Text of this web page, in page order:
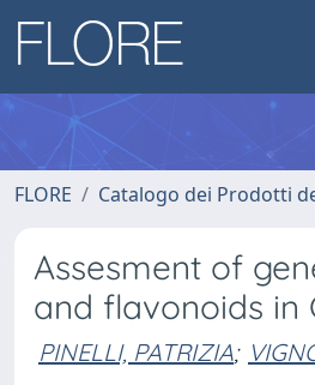
FLORE Catalogo dei Prodotti
Assesment of
and flavonoids in
PINELLI, PATRIZIA;